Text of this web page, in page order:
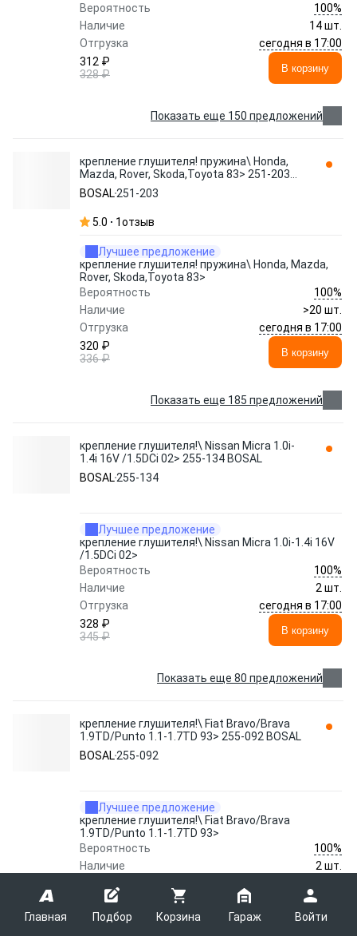
Главная Подбор Корзина Гараж Войти
Вероятность
100%
Наличие
14 шт.
Отгрузка
сегодня в 17:00
312 ₽
328 ₽
В корзину
Показать еще 150 предложений
крепление глушителя! пружина\ Honda,
Mazda, Rover, Skoda,Toyota 83> 251-203
BOSAL
BOSAL251-203
5.0 1отзыв
Лучшее предложение
крепление глушителя! пружина\ Honda, Mazda,
Rover, Skoda,Toyota 83>
Вероятность
100%
Наличие
>20 шт.
Отгрузка
сегодня в 17:00
320 ₽
336 ₽
В корзину
Показать еще 185 предложений
крепление глушителя!\ Nissan Micra 1.0i-
1.4i 16V /1.5DCi 02> 255-134 BOSAL
BOSAL255-134
Лучшее предложение
крепление глушителя!\ Nissan Micra 1.0i-1.4i 16V
/1.5DCi 02>
Вероятность
100%
Наличие
2 шт.
Отгрузка
сегодня в 17:00
328 ₽
345 ₽
В корзину
Показать еще 80 предложений
крепление глушителя!\ Fiat Bravo/Brava
1.9TD/Punto 1.1-1.7TD 93> 255-092 BOSAL
BOSAL255-092
Лучшее предложение
крепление глушителя!\ Fiat Bravo/Brava
1.9TD/Punto 1.1-1.7TD 93>
Вероятность
100%
Наличие
2 шт.
330 ₽
347 ₽